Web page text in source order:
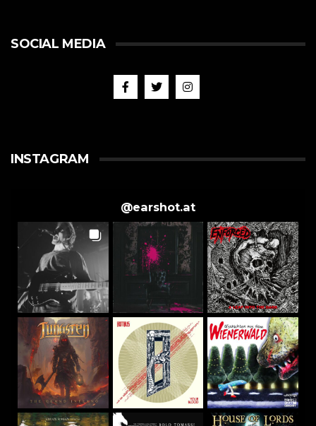
SOCIAL MEDIA
INSTAGRAM
@earshot.at